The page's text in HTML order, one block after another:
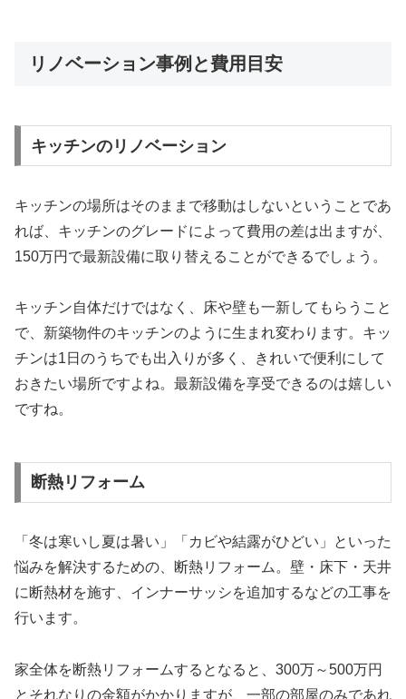
リノベーション事例と費用目安
キッチンのリノベーション
キッチンの場所はそのままで移動はしないということであ
れば、キッチンのグレードによって費用の差は出ますが、
150万円で最新設備に取り替えることができるでしょう。
キッチン自体だけではなく、床や壁も一新してもらうこと
で、新築物件のキッチンのように生まれ変わります。キッ
チンは1日のうちでも出入りが多く、きれいで便利にして
おきたい場所ですよね。最新設備を享受できるのは嬉しい
ですね。
断熱リフォーム
「冬は寒いし夏は暑い」「カビや結露がひどい」といった
悩みを解決するための、断熱リフォーム。壁・床下・天井
に断熱材を施す、インナーサッシを追加するなどの工事を
行います。
家全体を断熱リフォームするとなると、300万～500万円
とそれなりの金額がかかりますが、一部の部屋のみであれ